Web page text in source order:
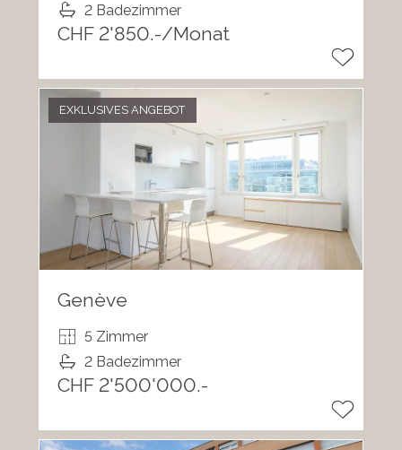
2 Badezimmer
CHF 2'850.-/Monat
EXKLUSIVES ANGEBOT
Genève
5 Zimmer
2 Badezimmer
CHF 2'500'000.-